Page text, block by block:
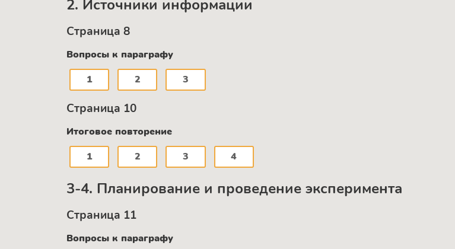
2. Источники информации
Страница 8
Вопросы к параграфу
1
2 3
Страница 10
Итоговое повторение
1
2 3 4
3-4. Планирование и проведение эксперимента
Страница 11
Вопросы к параграфу